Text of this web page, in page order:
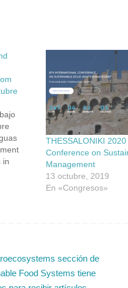
in
THESSALONIKI
Conference on
Management
13 octubre, 2019
En «Congresos»
sección de
Food Systems tiene